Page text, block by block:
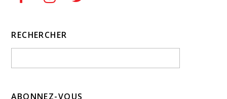
RECHERCHER
ABONNEZ-VOUS